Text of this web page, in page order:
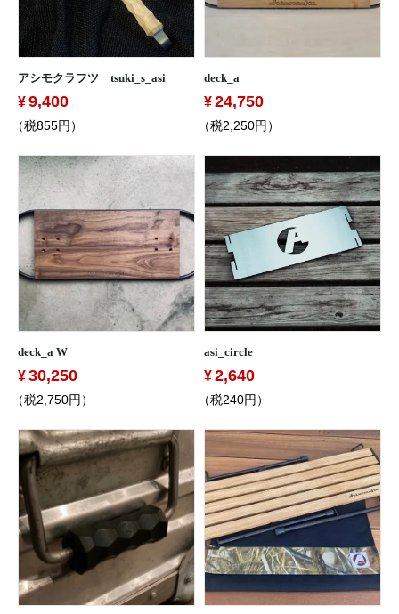
アシモクラフツ tsuki_s_asi
9,400
（税855円）
deck_a
24,750
（税2,250円）
deck_a W
30,250
（税2,750円）
asi_circle
2,640
（税240円）